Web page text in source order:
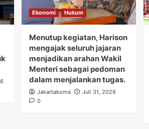
Ekonomi Hukum
Menutup kegiatan, Harison
mengajak seluruh jajaran
menjadikan arahan Wakil
Menteri sebagai pedoman
dalam menjalankan tugas.
Jakartakoma
Juli 31, 2026
0